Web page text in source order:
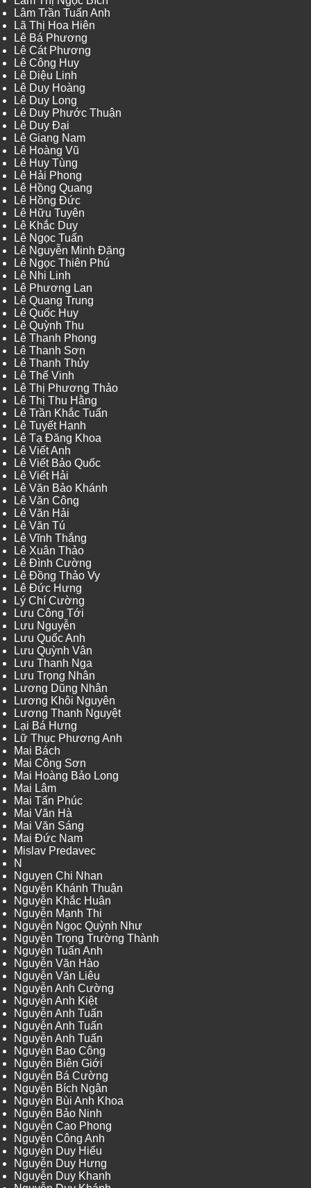
Lâm Trần Tuấn Anh
Lã Thị Hoa Hiên
Lê Bá Phương
Lê Cát Phương
Lê Công Huy
Lê Diệu Linh
Lê Duy Hoàng
Lê Duy Long
Lê Duy Phước Thuận
Lê Duy Đại
Lê Giang Nam
Lê Hoàng Vũ
Lê Huy Tùng
Lê Hải Phong
Lê Hồng Quang
Lê Hồng Đức
Lê Hữu Tuyên
Lê Khắc Duy
Lê Ngọc Tuấn
Lê Nguyễn Minh Đăng
Lê Ngọc Thiên Phú
Lê Nhi Linh
Lê Phương Lan
Lê Quang Trung
Lê Quốc Huy
Lê Quỳnh Thu
Lê Thanh Phong
Lê Thanh Sơn
Lê Thanh Thủy
Lê Thế Vinh
Lê Thị Phương Thảo
Lê Thị Thu Hằng
Lê Trần Khắc Tuấn
Lê Tuyết Hạnh
Lê Tạ Đăng Khoa
Lê Viết Anh
Lê Viết Bảo Quốc
Lê Viết Hải
Lê Văn Bảo Khánh
Lê Văn Công
Lê Văn Hải
Lê Văn Tú
Lê Vĩnh Thắng
Lê Xuân Thảo
Lê Đình Cường
Lê Đồng Thảo Vy
Lê Đức Hưng
Lý Chí Cường
Lưu Công Tới
Lưu Nguyễn
Lưu Quốc Anh
Lưu Quỳnh Vân
Lưu Thanh Nga
Lưu Trọng Nhân
Lương Dũng Nhân
Lương Khôi Nguyên
Lương Thanh Nguyệt
Lại Bá Hưng
Lữ Thục Phương Anh
Mai Bách
Mai Công Sơn
Mai Hoàng Bảo Long
Mai Lâm
Mai Tấn Phúc
Mai Văn Hà
Mai Văn Sáng
Mai Đức Nam
Mislav Predavec
N
Nguyen Chi Nhan
Nguyễn Khánh Thuận
Nguyễn Khắc Huân
Nguyễn Mạnh Thi
Nguyễn Ngọc Quỳnh Như
Nguyễn Trọng Trường Thành
Nguyễn Tuấn Anh
Nguyễn Văn Hào
Nguyễn Văn Liêu
Nguyễn Anh Cường
Nguyễn Anh Kiệt
Nguyễn Anh Tuấn
Nguyễn Anh Tuấn
Nguyễn Anh Tuấn
Nguyễn Bao Công
Nguyễn Biên Giới
Nguyễn Bá Cường
Nguyễn Bích Ngân
Nguyễn Bùi Anh Khoa
Nguyễn Bảo Ninh
Nguyễn Cao Phong
Nguyễn Công Anh
Nguyễn Duy Hiếu
Nguyễn Duy Hưng
Nguyễn Duy Khanh